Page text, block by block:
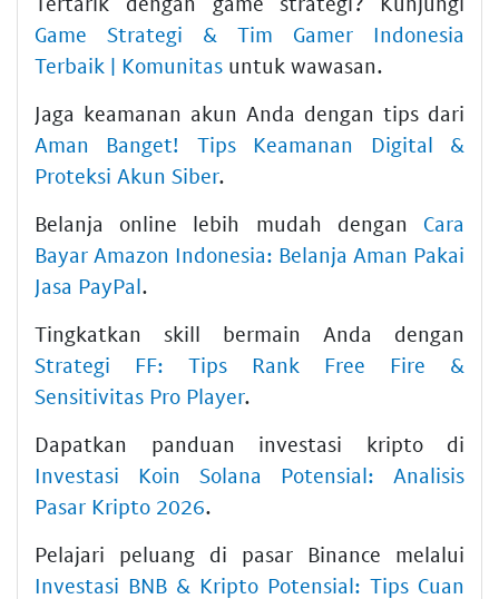
Game Strategi & Tim Gamer Indonesia
Terbaik | Komunitas untuk wawasan.
Jaga keamanan akun Anda dengan tips dari
Aman Banget! Tips Keamanan Digital &
Proteksi Akun Siber.
Belanja online lebih mudah dengan Cara
Bayar Amazon Indonesia: Belanja Aman Pakai
Jasa PayPal.
Tingkatkan skill bermain Anda dengan
Strategi FF: Tips Rank Free Fire &
Sensitivitas Pro Player.
Dapatkan panduan investasi kripto di
Investasi Koin Solana Potensial: Analisis
Pasar Kripto 2026.
Pelajari peluang di pasar Binance melalui
Investasi BNB & Kripto Potensial: Tips Cuan